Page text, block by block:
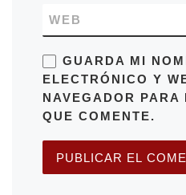
WEB
GUARDA MI
ELECTRÓNICO Y
NAVEGADOR PARA
QUE COMENTE.